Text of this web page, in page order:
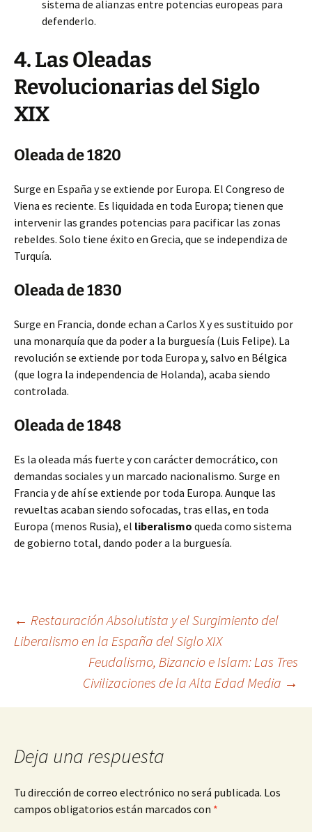
sistema de alianzas entre potencias europeas para
defenderlo.
4. Las Oleadas
Revolucionarias del Siglo
XIX
Oleada de 1820
Surge en España y se extiende por Europa. El Congreso de
Viena es reciente. Es liquidada en toda Europa; tienen que
intervenir las grandes potencias para pacificar las zonas
rebeldes. Solo tiene éxito en Grecia, que se independiza de
Turquía.
Oleada de 1830
Surge en Francia, donde echan a Carlos X y es sustituido por
una monarquía que da poder a la burguesía (Luis Felipe). La
revolución se extiende por toda Europa y, salvo en Bélgica
(que logra la independencia de Holanda), acaba siendo
controlada.
Oleada de 1848
Es la oleada más fuerte y con carácter democrático, con
demandas sociales y un marcado nacionalismo. Surge en
Francia y de ahí se extiende por toda Europa. Aunque las
revueltas acaban siendo sofocadas, tras ellas, en toda
Europa (menos Rusia), el liberalismo queda como sistema
de gobierno total, dando poder a la burguesía.
Navegación
entradas
← Restauración Absolutista y el Surgimiento del
Liberalismo en la España del Siglo XIX
Feudalismo, Bizancio e Islam: Las Tres
Civilizaciones de la Alta Edad Media →
Deja una respuesta
Tu dirección de correo electrónico no será publicada. Los
campos obligatorios están marcados con *